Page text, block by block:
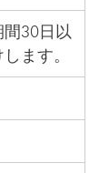
30日以
ます。